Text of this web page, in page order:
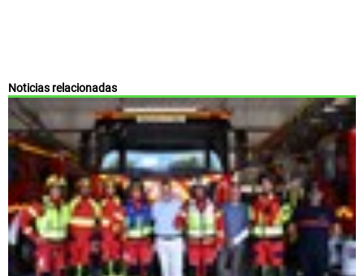
Noticias relacionadas